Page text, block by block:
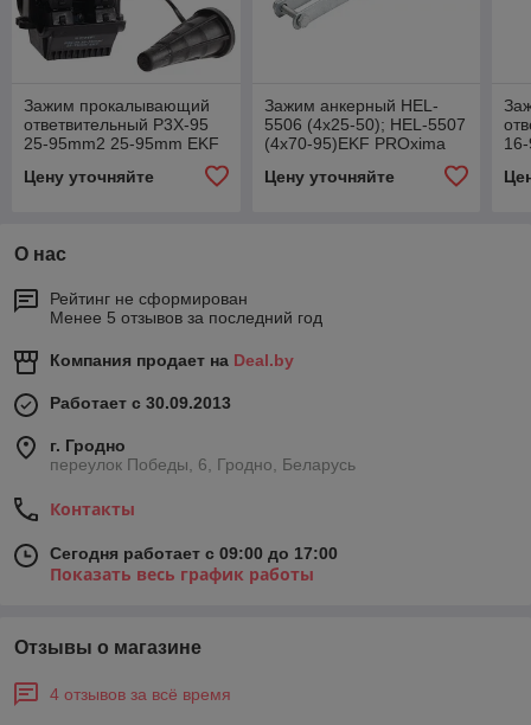
Зажим прокалывающий
ответвительный P3X-95
25-95mm2 25-95mm EKF
Цену уточняйте
Зажим анкерный HEL-
5506 (4х25-50); HEL-5507
(4х70-95)EKF PROxima
Цену уточняйте
О нас
Рейтинг не сформирован
Менее 5 отзывов за последний год
Компания продает на Deal.by
Работает с 30.09.2013
г. Гродно
переулок Победы, 6, Гродно, Беларусь
Контакты
Сегодня работает с 09:00 до 17:00
Показать весь график работы
Отзывы о магазине
4 отзывов за всё время